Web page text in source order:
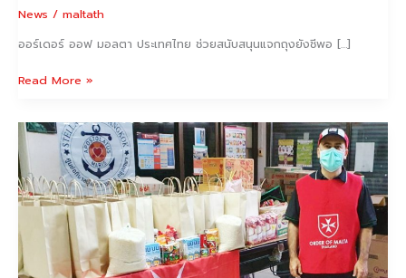
News / maltath
ออร์เดอร์ ออฟ มอลตา ประเทศไทย ช่วยสนับสนุนแจกถุงยังชีพอ […]
Read More »
ส่ง
อาหาร
ให้
แก่
ผู้
ยากไร้
ใน
ช่วง